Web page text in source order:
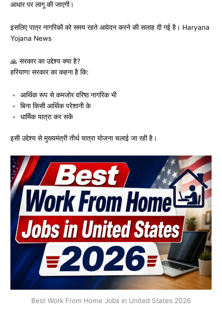
आधार पर लागू की जाएगी।
इसलिए पात्र नागरिकों को समय रहते आवेदन करने की सलाह दी गई है। Haryana
Yojana News
🙏 सरकार का उद्देश्य क्या है?
हरियाणा सरकार का कहना है कि:
आर्थिक रूप से कमजोर वरिष्ठ नागरिक भी
बिना किसी आर्थिक परेशानी के
धार्मिक यात्रा कर सकें
इसी उद्देश्य से मुख्यमंत्री तीर्थ यात्रा योजना चलाई जा रही है।
Best Work From Home Jobs in United States 2026